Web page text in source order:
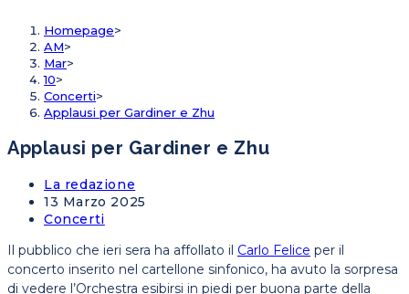
Homepage>
AM>
Mar>
10>
Concerti>
Applausi per Gardiner e Zhu
Applausi per Gardiner e Zhu
Post
Author:
La redazione
Articolo
pubblicato:
13 Marzo 2025
Post
Concerti
Il pubblico che ieri sera ha affollato il Carlo Felice per il
concerto inserito nel cartellone sinfonico, ha avuto la sorpresa
di vedere l’Orchestra esibirsi in piedi per buona parte della